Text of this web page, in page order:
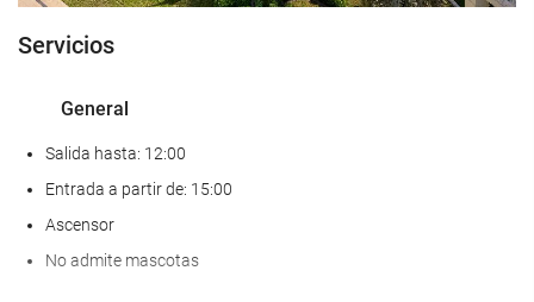
Servicios
General
Salida hasta: 12:00
Entrada a partir de: 15:00
Ascensor
No admite mascotas